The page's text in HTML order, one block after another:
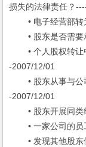
损失的法律责任？
• 电子经营部转
• 股东是否需要
• 个人股权转让
-2007/12/01
• 股东从事与公
-2007/12/01
• 股东开展同类
• 一家公司的员
• 发现其他股东